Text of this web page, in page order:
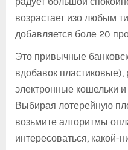
возрастает изо любым
добавляется боле 20
Это привычные
вдобавок
электронные кошельки
Выбирая лотерейную
возьмите алгоритмы
интересоваться, какой-